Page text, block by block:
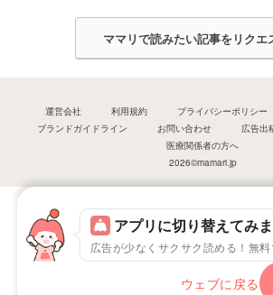
アプリに切り替えてみ
広告が少なくサクサク読める！無料
ウェブに戻る
ママリで読みたい記事をリクエ
運営会社 利用規約 プライバシーポリシー
ブランドガイドライン
お問い合わせ
広告出
医療関係者の方へ
2026©mamari.jp